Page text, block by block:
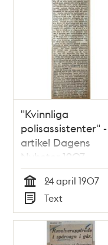
"Kvinnliga
polisassistenter" -
artikel Dagens
Nyheter 1907
Tid
24 april 1907
Typ
Text